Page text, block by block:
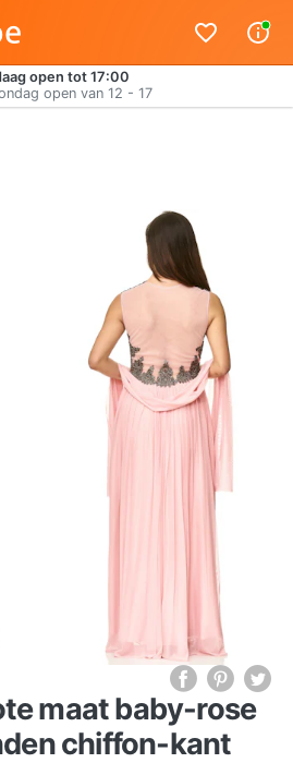
open tot 17:00
open van 12 - 17
maat baby-rose
chiffon-kant